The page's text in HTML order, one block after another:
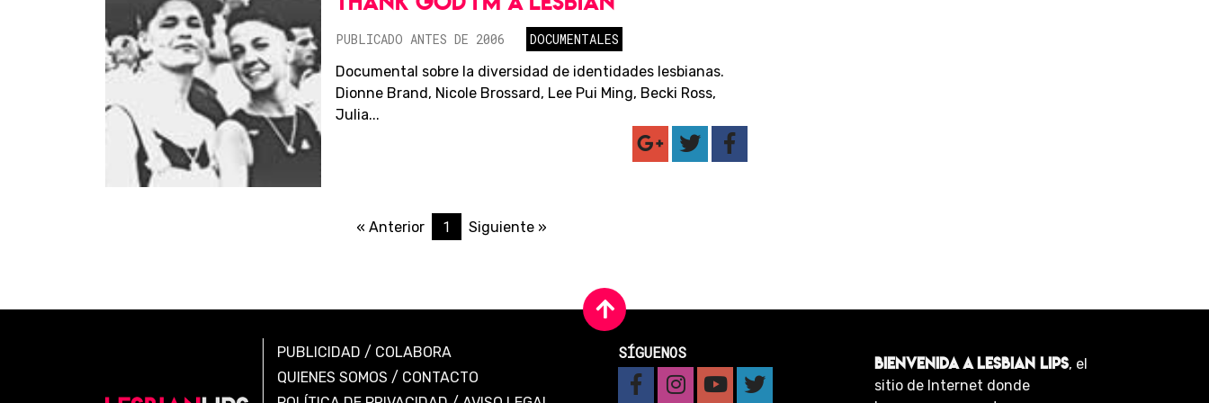
PUBLICADO ANTES DE 2006
DOCUMENTALES
Documental sobre la diversidad de identidades lesbianas.
Dionne Brand, Nicole Brossard, Lee Pui Ming, Becki Ross,
Julia...
« Anterior 1 Siguiente »
PUBLICIDAD / COLABORA
QUIENES SOMOS / CONTACTO
SÍGUENOS
BIENVENIDA A LESBIAN LIPS, el
sitio de Internet donde